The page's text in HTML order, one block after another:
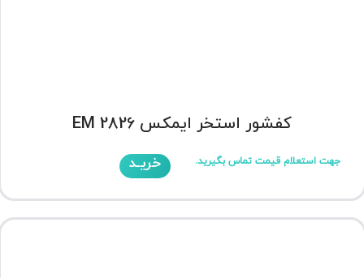
کفشور استخر ایمکس EM 2826
جهت استعلام قیمت تماس بگیرید. خریـد